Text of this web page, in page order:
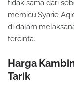
tidak sama dari
memicu Syarie
di dalam
tercinta.
Harga
Tarik